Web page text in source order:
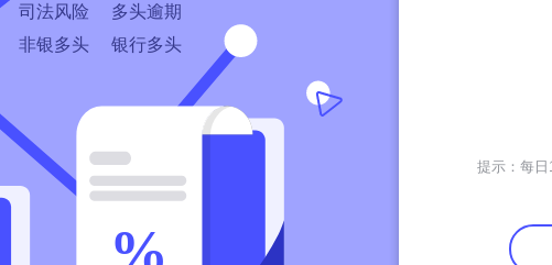
司法风险
多头逾期
非银多头 银行多头
提示：每